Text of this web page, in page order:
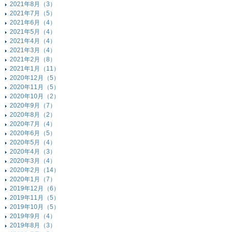
2021年8月（3）
2021年7月（5）
2021年6月（4）
2021年5月（4）
2021年4月（4）
2021年3月（4）
2021年2月（8）
2021年1月（11）
2020年12月（5）
2020年11月（5）
2020年10月（2）
2020年9月（7）
2020年8月（2）
2020年7月（4）
2020年6月（5）
2020年5月（4）
2020年4月（3）
2020年3月（4）
2020年2月（14）
2020年1月（7）
2019年12月（6）
2019年11月（5）
2019年10月（5）
2019年9月（4）
2019年8月（3）